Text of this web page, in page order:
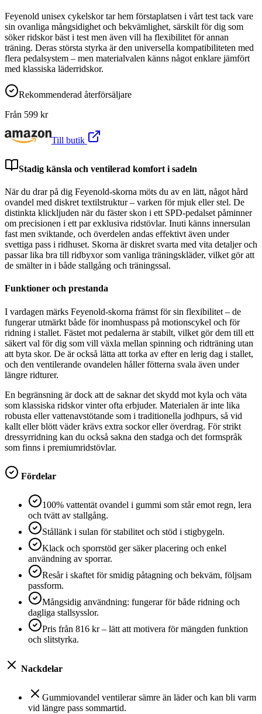
Feyenold unisex cykelskor tar hem förstaplatsen i vårt test tack vare
sin ovanliga mångsidighet och bekvämlighet, särskilt för dig som
söker ridskor bäst i test men även vill ha flexibilitet för annan
träning. Deras största styrka är den universella kompatibiliteten med
flera pedalsystem – men materialvalen känns något enklare jämfört
med klassiska läderridskor.
Rekommenderad återförsäljare
Från 599 kr
Till butik
Stadig känsla och ventilerad komfort i sadeln
När du drar på dig Feyenold-skorna möts du av en lätt, något hård
ovandel med diskret textilstruktur – varken för mjuk eller stel. De
distinkta klickljuden när du fäster skon i ett SPD-pedalset påminner
om precisionen i ett par exklusiva ridstövlar. Inuti känns innersulan
fast men sviktande, och överdelen andas effektivt även under
svettiga pass i ridhuset. Skorna är diskret svarta med vita detaljer och
passar lika bra till ridbyxor som vanliga träningskläder, vilket gör att
de smälter in i både stallgång och träningssal.
Funktioner och prestanda
I vardagen märks Feyenold-skorna främst för sin flexibilitet – de
fungerar utmärkt både för inomhuspass på motionscykel och för
ridning i stallet. Fästet mot pedalerna är stabilt, vilket gör dem till ett
säkert val för dig som vill växla mellan spinning och ridträning utan
att byta skor. De är också lätta att torka av efter en lerig dag i stallet,
och den ventilerande ovandelen håller fötterna svala även under
längre ridturer.
En begränsning är dock att de saknar det skydd mot kyla och väta
som klassiska ridskor vinter ofta erbjuder. Materialen är inte lika
robusta eller vattenavstötande som i traditionella jodhpurs, så vid
kallt eller blött väder krävs extra sockor eller överdrag. För strikt
dressyrridning kan du också sakna den stadga och det formspråk
som finns i premiumridstövlar.
Fördelar
100% vattentät ovandel i gummi som står emot regn, lera
och tvätt av stallgång.
Stållänk i sulan för stabilitet och stöd i stigbygeln.
Klack och sporrstöd ger säker placering och enkel
användning av sporrar.
Resår i skaftet för smidig påtagning och bekväm, följsam
passform.
Mångsidig användning: fungerar för både ridning och
dagliga stallsysslor.
Pris från 816 kr – lätt att motivera för mängden funktion
och slitstyrka.
Nackdelar
Gummiovandel ventilerar sämre än läder och kan bli varm
vid längre pass sommartid.